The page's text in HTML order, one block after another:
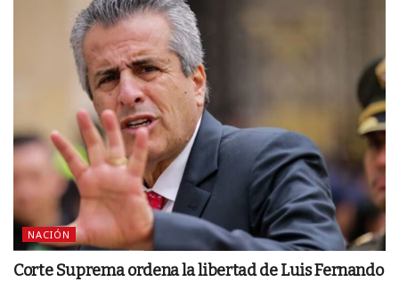
NACIÓN
Corte Suprema ordena la libertad de Luis Fernando